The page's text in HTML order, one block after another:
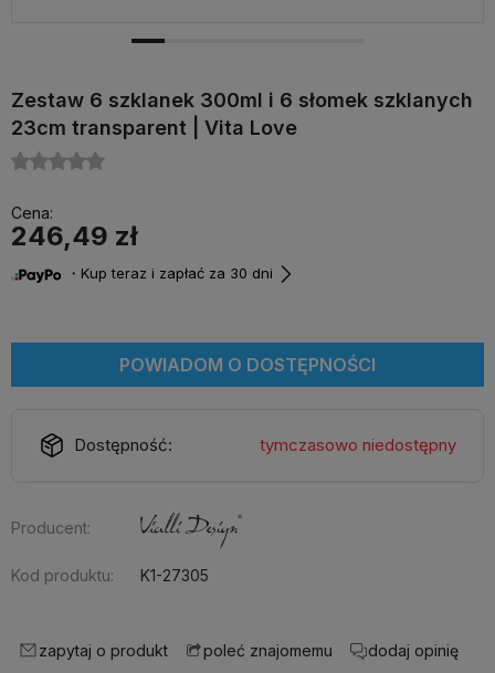
Zestaw 6 szklanek 300ml i 6 słomek szklanych
23cm transparent | Vita Love
Cena:
246,49 zł
・Kup teraz i zapłać za 30 dni
POWIADOM O DOSTĘPNOŚCI
Dostępność: tymczasowo niedostępny
Producent:
Kod produktu: K1-27305
zapytaj o produkt poleć znajomemu dodaj opinię